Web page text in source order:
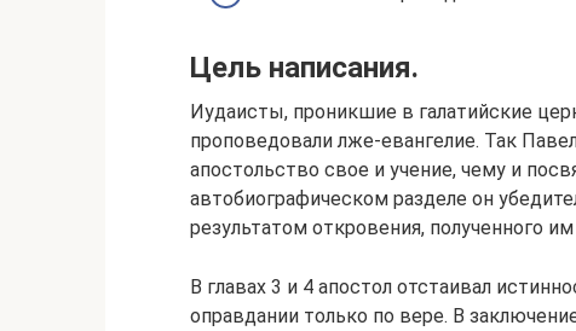
Цель написания.
Иудаисты, проникшие в галатийские
проповедовали лже-евангелие. Так
апостольство свое и учение, чему и
автобиографическом разделе он
результатом откровения, полученного
В главах 3 и 4 апостол отстаивал
оправдании только по вере. В